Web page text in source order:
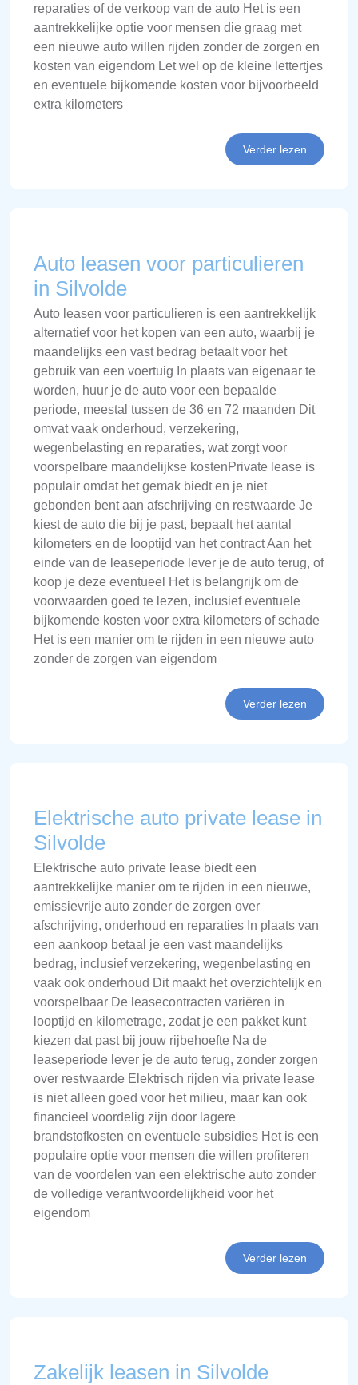
reparaties of de verkoop van de auto Het is een
aantrekkelijke optie voor mensen die graag met
een nieuwe auto willen rijden zonder de zorgen en
kosten van eigendom Let wel op de kleine lettertjes
en eventuele bijkomende kosten voor bijvoorbeeld
extra kilometers
Verder lezen
Auto leasen voor particulieren
in Silvolde
Auto leasen voor particulieren is een aantrekkelijk
alternatief voor het kopen van een auto, waarbij je
maandelijks een vast bedrag betaalt voor het
gebruik van een voertuig In plaats van eigenaar te
worden, huur je de auto voor een bepaalde
periode, meestal tussen de 36 en 72 maanden Dit
omvat vaak onderhoud, verzekering,
wegenbelasting en reparaties, wat zorgt voor
voorspelbare maandelijkse kostenPrivate lease is
populair omdat het gemak biedt en je niet
gebonden bent aan afschrijving en restwaarde Je
kiest de auto die bij je past, bepaalt het aantal
kilometers en de looptijd van het contract Aan het
einde van de leaseperiode lever je de auto terug, of
koop je deze eventueel Het is belangrijk om de
voorwaarden goed te lezen, inclusief eventuele
bijkomende kosten voor extra kilometers of schade
Het is een manier om te rijden in een nieuwe auto
zonder de zorgen van eigendom
Verder lezen
Elektrische auto private lease in
Silvolde
Elektrische auto private lease biedt een
aantrekkelijke manier om te rijden in een nieuwe,
emissievrije auto zonder de zorgen over
afschrijving, onderhoud en reparaties In plaats van
een aankoop betaal je een vast maandelijks
bedrag, inclusief verzekering, wegenbelasting en
vaak ook onderhoud Dit maakt het overzichtelijk en
voorspelbaar De leasecontracten variëren in
looptijd en kilometrage, zodat je een pakket kunt
kiezen dat past bij jouw rijbehoefte Na de
leaseperiode lever je de auto terug, zonder zorgen
over restwaarde Elektrisch rijden via private lease
is niet alleen goed voor het milieu, maar kan ook
financieel voordelig zijn door lagere
brandstofkosten en eventuele subsidies Het is een
populaire optie voor mensen die willen profiteren
van de voordelen van een elektrische auto zonder
de volledige verantwoordelijkheid voor het
eigendom
Verder lezen
Zakelijk leasen in Silvolde